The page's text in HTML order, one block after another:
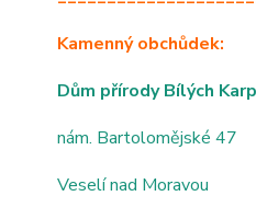
Kamenný obchůdek:
Dům přírody Bílých
nám. Bartolomějské 47
Veselí nad Moravou